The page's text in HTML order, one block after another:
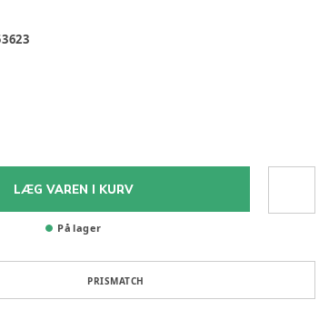
LÆG VAREN I KURV
På lager
PRISMATCH